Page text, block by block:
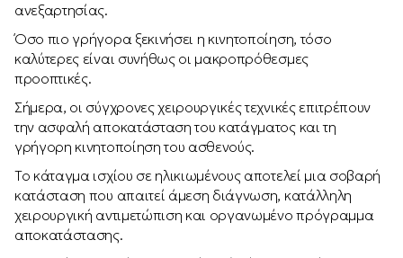
ανεξαρτησίας.
Όσο πιο γρήγορα ξεκινήσει η κινητοποίηση, τόσο
καλύτερες είναι συνήθως οι μακροπρόθεσμες
προοπτικές.
Σήμερα, οι σύγχρονες χειρουργικές τεχνικές επιτρέπουν
την ασφαλή αποκατάσταση του κατάγματος και τη
γρήγορη κινητοποίηση του ασθενούς.
Το κάταγμα ισχίου σε ηλικιωμένους αποτελεί μια σοβαρή
κατάσταση που απαιτεί άμεση διάγνωση, κατάλληλη
χειρουργική αντιμετώπιση και οργανωμένο πρόγραμμα
αποκατάστασης.